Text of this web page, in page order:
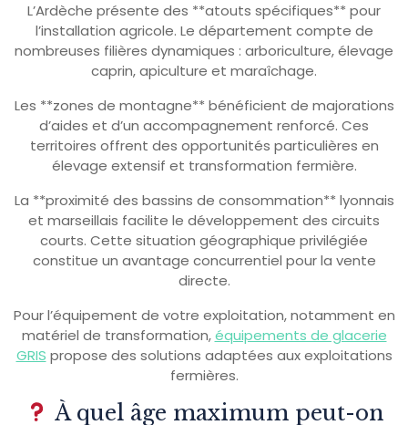
L’Ardèche présente des **atouts spécifiques** pour
l’installation agricole. Le département compte de
nombreuses filières dynamiques : arboriculture, élevage
caprin, apiculture et maraîchage.
Les **zones de montagne** bénéficient de majorations
d’aides et d’un accompagnement renforcé. Ces
territoires offrent des opportunités particulières en
élevage extensif et transformation fermière.
La **proximité des bassins de consommation** lyonnais
et marseillais facilite le développement des circuits
courts. Cette situation géographique privilégiée
constitue un avantage concurrentiel pour la vente
directe.
Pour l’équipement de votre exploitation, notamment en
matériel de transformation,équipements de glacerie
GRIS propose des solutions adaptées aux exploitations
fermières.
À quel âge maximum peut-on